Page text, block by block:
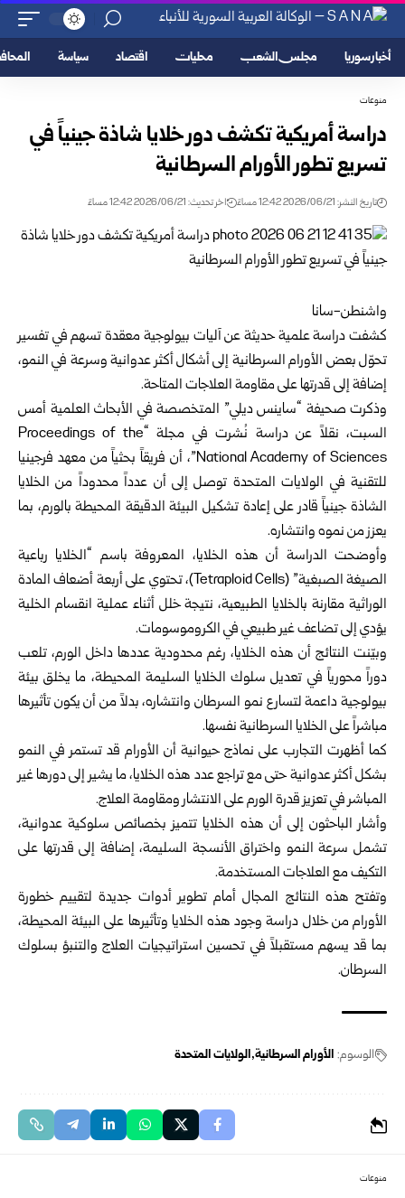
أخبار سوريا مجلس الشعب محليات اقتصاد سياسة
منوعات
دراسة أمريكية تكشف دور خلايا شاذة جينياً في
تسريع تطور الأورام السرطانية
تاريخ النشر: 2026/06/21 12:42 مساءً اخر تحديث: 2026/06/21 12:42 مساءً
واشنطن-سانا
كشفت دراسة علمية حديثة عن آليات بيولوجية معقدة تسهم في تفسير
تحوّل بعض الأورام السرطانية إلى أشكال أكثر عدوانية وسرعة في النمو،
إضافة إلى قدرتها على مقاومة العلاجات المتاحة.
وذكرت صحيفة “ساينس ديلي” المتخصصة في الأبحاث العلمية أمس
السبت، نقلاً عن دراسة نُشرت في مجلة “Proceedings of the
National Academy of Sciences”، أن فريقاً بحثياً من معهد فرجينيا
للتقنية في الولايات المتحدة توصل إلى أن عدداً محدوداً من الخلايا
الشاذة جينياً قادر على إعادة تشكيل البيئة الدقيقة المحيطة بالورم، بما
يعزز من نموه وانتشاره.
وأوضحت الدراسة أن هذه الخلايا، المعروفة باسم “الخلايا رباعية
الصيغة الصبغية” (Tetraploid Cells)، تحتوي على أربعة أضعاف المادة
الوراثية مقارنة بالخلايا الطبيعية، نتيجة خلل أثناء عملية انقسام الخلية
يؤدي إلى تضاعف غير طبيعي في الكروموسومات.
وبيّنت النتائج أن هذه الخلايا، رغم محدودية عددها داخل الورم، تلعب
دوراً محورياً في تعديل سلوك الخلايا السليمة المحيطة، ما يخلق بيئة
بيولوجية داعمة لتسارع نمو السرطان وانتشاره، بدلاً من أن يكون تأثيرها
مباشراً على الخلايا السرطانية نفسها.
كما أظهرت التجارب على نماذج حيوانية أن الأورام قد تستمر في النمو
بشكل أكثر عدوانية حتى مع تراجع عدد هذه الخلايا، ما يشير إلى دورها غير
المباشر في تعزيز قدرة الورم على الانتشار ومقاومة العلاج.
وأشار الباحثون إلى أن هذه الخلايا تتميز بخصائص سلوكية عدوانية،
تشمل سرعة النمو واختراق الأنسجة السليمة، إضافة إلى قدرتها على
التكيف مع العلاجات المستخدمة.
وتفتح هذه النتائج المجال أمام تطوير أدوات جديدة لتقييم خطورة
الأورام من خلال دراسة وجود هذه الخلايا وتأثيرها على البيئة المحيطة،
بما قد يسهم مستقبلاً في تحسين استراتيجيات العلاج والتنبؤ بسلوك
السرطان.
الوسوم: الأورام السرطانية الولايات المتحدة
منوعات